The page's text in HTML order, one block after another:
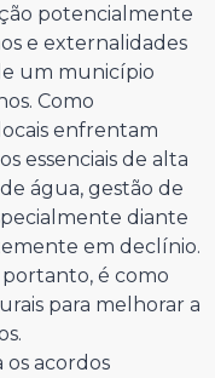
potencialmente
e externalidades
um município
Como
enfrentam
essenciais de alta
água, gestão de
diante
em declínio.
é como
para melhorar a
os acordos